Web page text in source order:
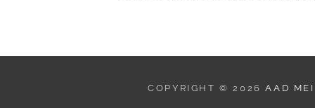
COPYRIGHT © 2026AAD